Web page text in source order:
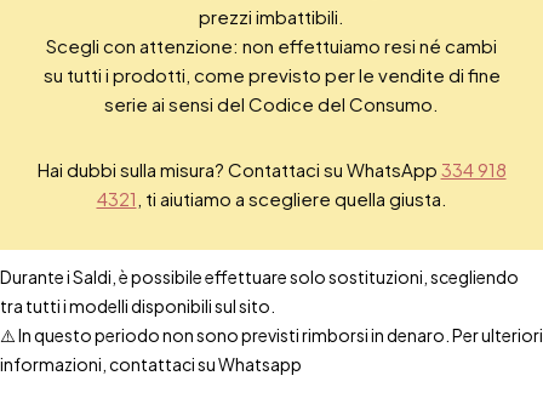
prezzi imbattibili.
Scegli con attenzione: non effettuiamo resi né cambi
su tutti i prodotti, come previsto per le vendite di fine
serie ai sensi del Codice del Consumo.
Hai dubbi sulla misura? Contattaci su WhatsApp 334 918
4321 , ti aiutiamo a scegliere quella giusta.
Durante i Saldi, è possibile effettuare solo sostituzioni, scegliendo
tra tutti i modelli disponibili sul sito.
⚠️ In questo periodo non sono previsti rimborsi in denaro. Per ulteriori
informazioni, contattaci su Whatsapp